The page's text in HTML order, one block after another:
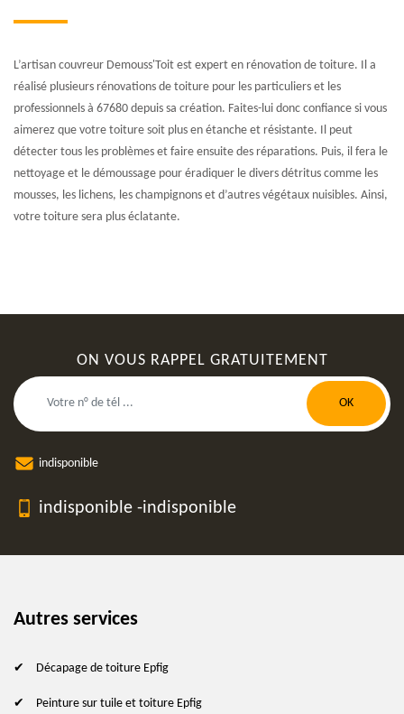
L’artisan couvreur Demouss'Toit est expert en rénovation de toiture. Il a
réalisé plusieurs rénovations de toiture pour les particuliers et les
professionnels à 67680 depuis sa création. Faites-lui donc confiance si vous
aimerez que votre toiture soit plus en étanche et résistante. Il peut
détecter tous les problèmes et faire ensuite des réparations. Puis, il fera le
nettoyage et le démoussage pour éradiquer le divers détritus comme les
mousses, les lichens, les champignons et d’autres végétaux nuisibles. Ainsi,
votre toiture sera plus éclatante.
ON VOUS RAPPEL GRATUITEMENT
indisponible
indisponible -indisponible
Autres services
Décapage de toiture Epfig
Peinture sur tuile et toiture Epfig